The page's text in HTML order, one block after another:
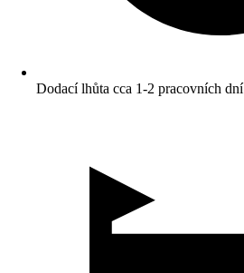
Dodací lhůta cca 1-2 pracovních dní